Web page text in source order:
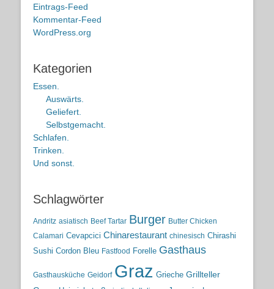
Eintrags-Feed
Kommentar-Feed
WordPress.org
Kategorien
Essen.
Auswärts.
Geliefert.
Selbstgemacht.
Schlafen.
Trinken.
Und sonst.
Schlagwörter
Andritz asiatisch Beef Tartar Burger Butter Chicken
Calamari Cevapcici Chinarestaurant chinesisch Chirashi
Sushi Cordon Bleu Fastfood Forelle Gasthaus
Gasthausküche Geidorf Graz Grieche Grillteller